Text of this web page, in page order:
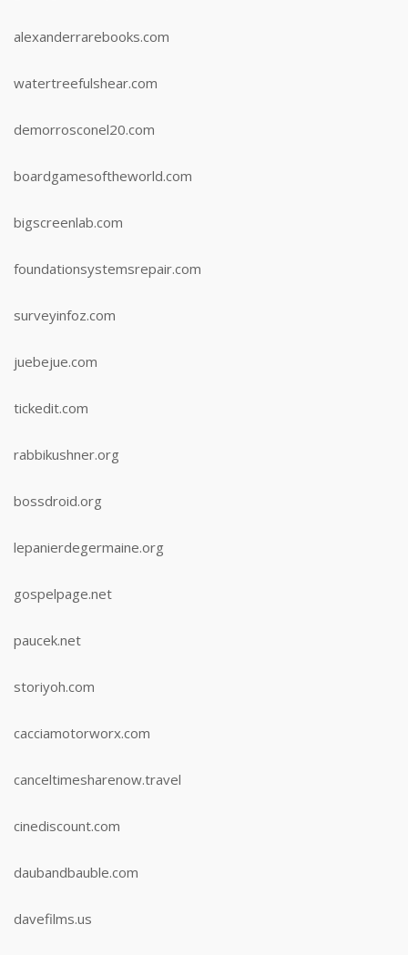
alexanderrarebooks.com
watertreefulshear.com
demorrosconel20.com
boardgamesoftheworld.com
bigscreenlab.com
foundationsystemsrepair.com
surveyinfoz.com
juebejue.com
tickedit.com
rabbikushner.org
bossdroid.org
lepanierdegermaine.org
gospelpage.net
paucek.net
storiyoh.com
cacciamotorworx.com
canceltimesharenow.travel
cinediscount.com
daubandbauble.com
davefilms.us